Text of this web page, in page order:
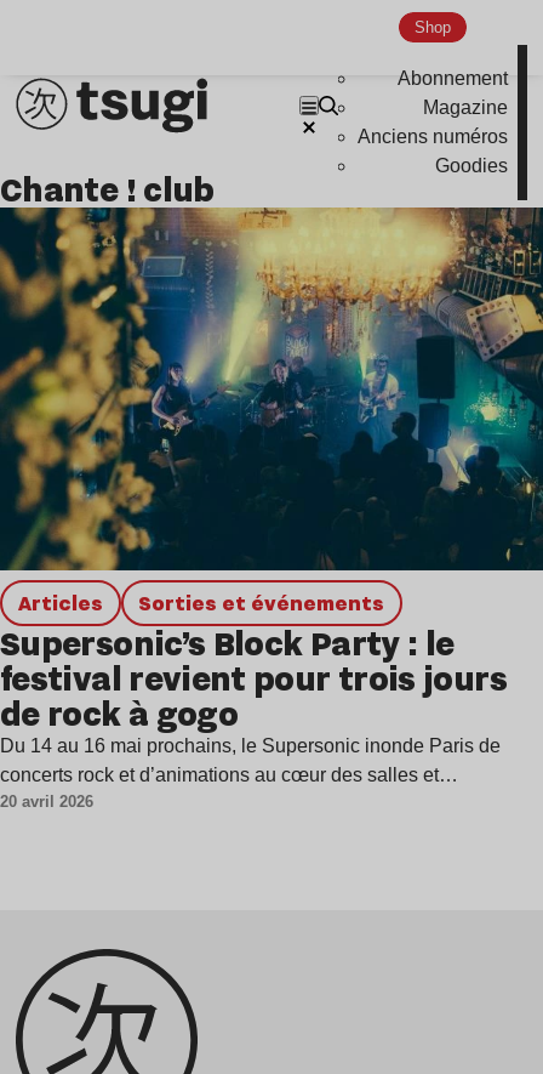
Shop
Abonnement
Magazine
Anciens numéros
Goodies
chante ! club
Articles Sorties et événements
Supersonic’s Block Party : le
festival revient pour trois jours
de rock à gogo
Du 14 au 16 mai prochains, le Supersonic inonde Paris de
concerts rock et d’animations au cœur des salles et…
20 avril 2026